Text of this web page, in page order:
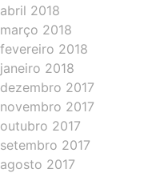
abril 2018
março 2018
fevereiro 2018
janeiro 2018
dezembro 2017
novembro 2017
outubro 2017
setembro 2017
agosto 2017